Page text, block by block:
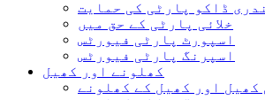
ڈاکو پارٹی کی حمایت
خلائی پارٹی کے حق میں
اسپورٹ پارٹی فیورٹس
اسپرنگ پارٹی فیورٹس
کھلونے اور کھیل
کھیل اور کھیل کے کھلونے